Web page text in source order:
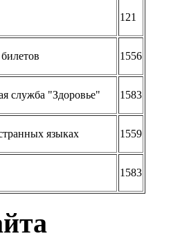
121
1556
служба "Здоровье" 1583
языках 1559
1583